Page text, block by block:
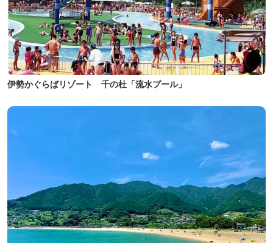
伊勢かぐらばリゾート 千の杜「流水プール」